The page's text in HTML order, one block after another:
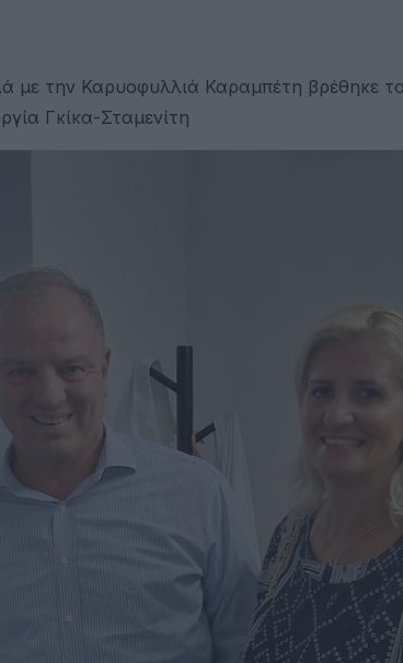
με την Καρυοφυλλιά Καραμπέτη βρέθηκε
Γκίκα-Σταμενίτη